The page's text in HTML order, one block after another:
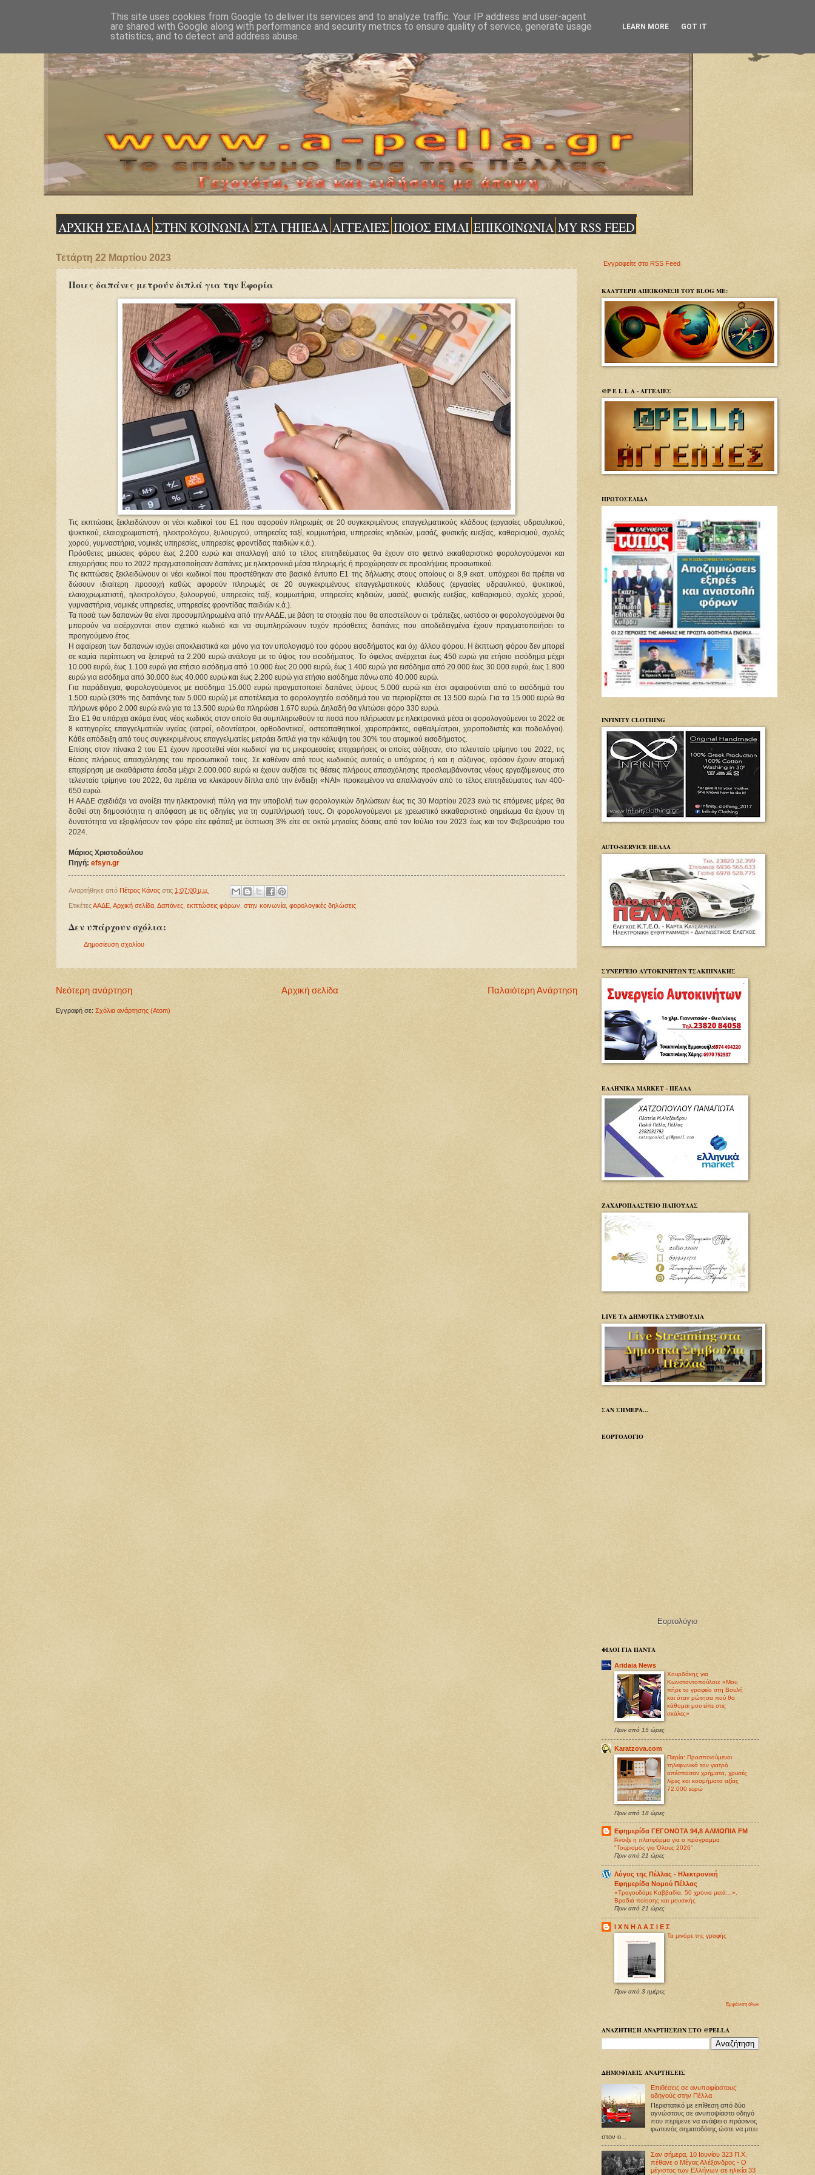
ΑΡΧΙΚΗ ΣΕΛΙΔΑ ΣΤΗΝ ΚΟΙΝΩΝΙΑ ΣΤΑ ΓΗΠΕΔΑ ΑΓΓΕΛΙΕΣ ΠΟΙΟΣ ΕΙΜΑΙ ΕΠΙΚΟΙΝΩΝΙΑ MY RSS FEED
Τετάρτη 22 Μαρτίου 2023
Ποιες δαπάνες μετρούν διπλά για την Εφορία
Τις εκπτώσεις ξεκλειδώνουν οι νέοι κωδικοί του Ε1 που αφορούν πληρωμές σε 20 συγκεκριμένους επαγγελματικούς κλάδους (εργασίες υδραυλικού,
ψυκτικού, ελαιοχρωματιστή, ηλεκτρολόγου, ξυλουργού, υπηρεσίες ταξί, κομμωτήρια, υπηρεσίες κηδειών, μασάζ, φυσικής ευεξίας, καθαρισμού, σχολές
χορού, γυμναστήρια, νομικές υπηρεσίες, υπηρεσίες φροντίδας παιδιών κ.ά.).
Πρόσθετες μειώσεις φόρου έως 2.200 ευρώ και απαλλαγή από το τέλος επιτηδεύματος θα έχουν στο φετινό εκκαθαριστικό φορολογούμενοι και
επιχειρήσεις που το 2022 πραγματοποίησαν δαπάνες με ηλεκτρονικά μέσα πληρωμής ή προχώρησαν σε προσλήψεις προσωπικού.
Τις εκπτώσεις ξεκλειδώνουν οι νέοι κωδικοί που προστέθηκαν στο βασικό έντυπο Ε1 της δήλωσης στους οποίους οι 8,9 εκατ. υπόχρεοι θα πρέπει να
δώσουν ιδιαίτερη προσοχή καθώς αφορούν πληρωμές σε 20 συγκεκριμένους επαγγελματικούς κλάδους (εργασίες υδραυλικού, ψυκτικού,
ελαιοχρωματιστή, ηλεκτρολόγου, ξυλουργού, υπηρεσίες ταξί, κομμωτήρια, υπηρεσίες κηδειών, μασάζ, φυσικής ευεξίας, καθαρισμού, σχολές χορού,
γυμναστήρια, νομικές υπηρεσίες, υπηρεσίες φροντίδας παιδιών κ.ά.).
Τα ποσά των δαπανών θα είναι προσυμπληρωμένα από την ΑΑΔΕ, με βάση τα στοιχεία που θα αποστείλουν οι τράπεζες, ωστόσο οι φορολογούμενοι θα
μπορούν να εισέρχονται στον σχετικό κωδικό και να συμπληρώνουν τυχόν πρόσθετες δαπάνες που αποδεδειγμένα έχουν πραγματοποιήσει το
προηγούμενο έτος.
Η αφαίρεση των δαπανών ισχύει αποκλειστικά και μόνο για τον υπολογισμό του φόρου εισοδήματος και όχι άλλου φόρου. Η έκπτωση φόρου δεν μπορεί
σε καμία περίπτωση να ξεπερνά τα 2.200 ευρώ ανάλογα με το ύψος του εισοδήματος. Το όφελος ανέρχεται έως 450 ευρώ για ετήσιο εισόδημα μέχρι
10.000 ευρώ, έως 1.100 ευρώ για ετήσιο εισόδημα από 10.000 έως 20.000 ευρώ, έως 1.400 ευρώ για εισόδημα από 20.000 έως 30.000 ευρώ, έως 1.800
ευρώ για εισόδημα από 30.000 έως 40.000 ευρώ και έως 2.200 ευρώ για ετήσιο εισόδημα πάνω από 40.000 ευρώ.
Για παράδειγμα, φορολογούμενος με εισόδημα 15.000 ευρώ πραγματοποιεί δαπάνες ύψους 5.000 ευρώ και έτσι αφαιρούνται από το εισόδημά του
1.500 ευρώ (30% της δαπάνης των 5.000 ευρώ) με αποτέλεσμα το φορολογητέο εισόδημά του να περιορίζεται σε 13.500 ευρώ. Για τα 15.000 ευρώ θα
πλήρωνε φόρο 2.000 ευρώ ενώ για τα 13.500 ευρώ θα πληρώσει 1.670 ευρώ. Δηλαδή θα γλιτώσει φόρο 330 ευρώ.
Στο Ε1 θα υπάρχει ακόμα ένας νέος κωδικός στον οποίο θα συμπληρωθούν τα ποσά που πλήρωσαν με ηλεκτρονικά μέσα οι φορολογούμενοι το 2022 σε
8 κατηγορίες επαγγελματιών υγείας (ιατροί, οδοντίατροι, ορθοδοντικοί, οστεοπαθητικοί, χειροπράκτες, οφθαλμίατροι, χειροποδιστές και ποδολόγοι).
Κάθε απόδειξη από τους συγκεκριμένους επαγγελματίες μετράει διπλά για την κάλυψη του 30% του ατομικού εισοδήματος.
Επίσης στον πίνακα 2 του Ε1 έχουν προστεθεί νέοι κωδικοί για τις μικρομεσαίες επιχειρήσεις οι οποίες αύξησαν, στο τελευταίο τρίμηνο του 2022, τις
θέσεις πλήρους απασχόλησης του προσωπικού τους. Σε καθέναν από τους κωδικούς αυτούς ο υπόχρεος ή και η σύζυγος, εφόσον έχουν ατομική
επιχείρηση με ακαθάριστα έσοδα μέχρι 2.000.000 ευρώ κι έχουν αυξήσει τις θέσεις πλήρους απασχόλησης προσλαμβάνοντας νέους εργαζόμενους στο
τελευταίο τρίμηνο του 2022, θα πρέπει να κλικάρουν δίπλα από την ένδειξη «ΝΑΙ» προκειμένου να απαλλαγούν από το τέλος επιτηδεύματος των 400-
650 ευρώ.
Η ΑΑΔΕ σχεδιάζει να ανοίξει την ηλεκτρονική πύλη για την υποβολή των φορολογικών δηλώσεων έως τις 30 Μαρτίου 2023 ενώ τις επόμενες μέρες θα
δοθεί στη δημοσιότητα η απόφαση με τις οδηγίες για τη συμπλήρωσή τους. Οι φορολογούμενοι με χρεωστικό εκκαθαριστικό σημείωμα θα έχουν τη
δυνατότητα να εξοφλήσουν τον φόρο είτε εφάπαξ με έκπτωση 3% είτε σε οκτώ μηνιαίες δόσεις από τον Ιούλιο του 2023 έως και τον Φεβρουάριο του
2024.
Μάριος Χριστοδούλου
Πηγή: efsyn.gr
Αναρτήθηκε από Πέτρος Κάνος στις 1:07:00 μ.μ.
ΕτικέτεςΑΑΔΕ Αρχική σελίδα Δαπάνες εκπτώσεις φόρων στην κοινωνία φορολογικές δηλώσεις
Δεν υπάρχουν σχόλια:
Δημοσίευση σχολίου
Νεότερη ανάρτηση Παλαιότερη Ανάρτηση
Αρχική σελίδα
Εγγραφή σε: Σχόλια ανάρτησης (Atom)
Εγγραφείτε στο RSS Feed
ΚΑΛΥΤΕΡΗ ΑΠΕΙΚΟΝΙΣΗ ΤΟΥ BLOG ΜΕ:
@P E L L A - ΑΓΓΕΛΙΕΣ
ΠΡΩΤΟΣΕΛΙΔΑ
INFINITY CLOTHING
AUTO-SERVICE ΠΕΛΛΑ
ΣΥΝΕΡΓΕΙΟ ΑΥΤΟΚΙΝΗΤΩΝ ΤΣΑΚΠΙΝΑΚΗΣ
ΕΛΛΗΝΙΚΑ MARKET - ΠΕΛΛΑ
ΖΑΧΑΡΟΠΛΑΣΤΕΙΟ ΠΑΠΟΥΛΑΣ
LIVE ΤΑ ΔΗΜΟΤΙΚΑ ΣΥΜΒΟΥΛΙΑ
ΣΑΝ ΣΗΜΕΡΑ...
ΕΟΡΤΟΛΟΓΙΟ
Εορτολόγιο
ΦΙΛΟΙ ΓΙΑ ΠΑΝΤΑ
Aridaia News
Χουρδάκης για
Κωνσταντοπούλου: «Μου
πήρε το γραφείο στη Βουλή
και όταν ρώτησα πού θα
κάθομαι μου είπε στις
σκάλες»
Πριν από 15 ώρες
Karatzova.com
Πιερία: Προσποιούμενοι
τηλεφωνικά τον γιατρό
απέσπασαν χρήματα, χρυσές
λίρες και κοσμήματα αξίας
72.000 ευρώ
Πριν από 18 ώρες
Εφημερίδα ΓΕΓΟΝΟΤΑ 94,8 ΑΛΜΩΠΙΑ FM
Άνοιξε η πλατφόρμα για ο πρόγραμμα
"Τουρισμός για Όλους 2026"
Πριν από 21 ώρες
Λόγος της Πέλλας - Ηλεκτρονική
Εφημερίδα Νομού Πέλλας
«Τραγουδάμε Καββαδία, 50 χρόνια μετά…».
Βραδιά ποίησης και μουσικής
Πριν από 21 ώρες
Ι Χ Ν Η Λ Α Σ Ι Ε Σ
Τα μινόρε της γραφής
Πριν από 3 ημέρες
Εμφάνιση όλων
ΑΝΑΖΗΤΗΣΗ ΑΝΑΡΤΗΣΕΩΝ ΣΤΟ @PELLA
ΔΗΜΟΦΙΛΕΙΣ ΑΝΑΡΤΗΣΕΙΣ
Επιθέσεις σε ανυποψίαστους
οδηγούς στην Πέλλα
Περιστατικό με επίθεση από δύο
αγνώστους σε ανυποψίαστο οδηγό
που περίμενε να ανάψει ο πράσινος
φωτεινός σηματοδότης ώστε να μπει
στον ο...
Σαν σήμερα, 10 Ιουνίου 323 Π.Χ.
πέθανε ο Μέγας Αλέξανδρος - Ο
μέγιστος των Ελλήνων σε ηλικία 33
This site uses cookies from Google to deliver its services and to analyze traffic. Your IP address and user-agent
are shared with Google along with performance and security metrics to ensure quality of service, generate usage
statistics, and to detect and address abuse.
LEARN MORE GOT IT